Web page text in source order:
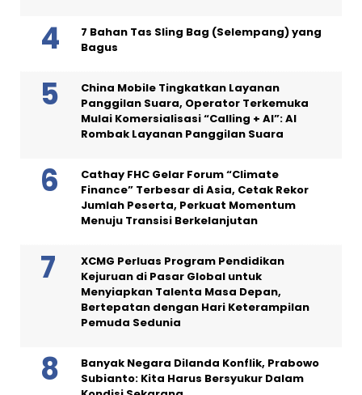
7 Bahan Tas Sling Bag (Selempang) yang
Bagus
China Mobile Tingkatkan Layanan
Panggilan Suara, Operator Terkemuka
Mulai Komersialisasi “Calling + AI”: AI
Rombak Layanan Panggilan Suara
Cathay FHC Gelar Forum “Climate
Finance” Terbesar di Asia, Cetak Rekor
Jumlah Peserta, Perkuat Momentum
Menuju Transisi Berkelanjutan
XCMG Perluas Program Pendidikan
Kejuruan di Pasar Global untuk
Menyiapkan Talenta Masa Depan,
Bertepatan dengan Hari Keterampilan
Pemuda Sedunia
Banyak Negara Dilanda Konflik, Prabowo
Subianto: Kita Harus Bersyukur Dalam